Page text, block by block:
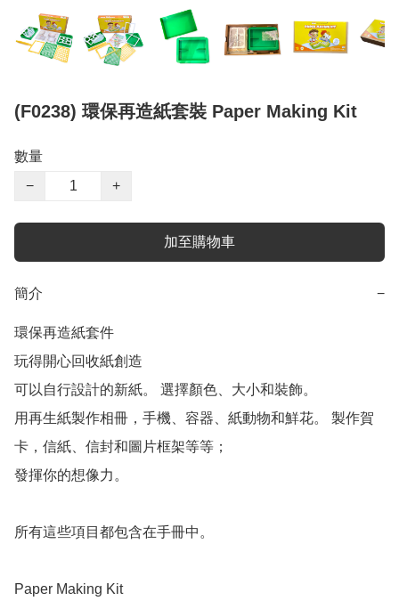
(F0238) 環保再造紙套裝 Paper Making Kit
數量
−
+
加至購物車
簡介 −
環保再造紙套件
玩得開心回收紙創造
可以自行設計的新紙。 選擇顏色、大小和裝飾。
用再生紙製作相冊，手機、容器、紙動物和鮮花。 製作賀
卡，信紙、信封和圖片框架等等；
發揮你的想像力。
所有這些項目都包含在手冊中。
Paper Making Kit